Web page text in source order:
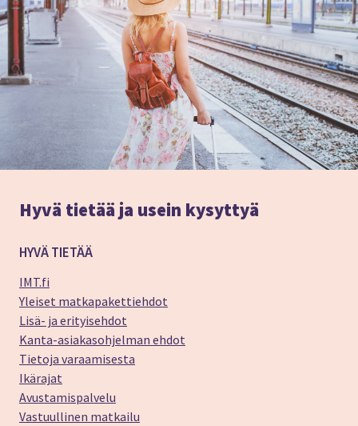
Hyvä tietää ja usein kysyttyä
HYVÄ TIETÄÄ
IMT.fi
Yleiset matkapakettiehdot
Lisä- ja erityisehdot
Kanta-asiakasohjelman ehdot
Tietoja varaamisesta
Ikärajat
Avustamispalvelu
Vastuullinen matkailu